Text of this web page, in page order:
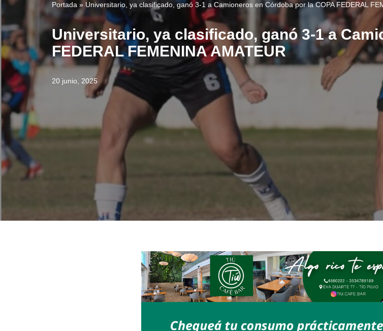
Portada » Universitario, ya clasificado, ganó 3-1 a Camioneros en Córdoba por la COPA FEDERAL
Universitario, ya clasificado, ganó 3-1 a
FEDERAL FEMENINA AMATEUR
20 junio, 2025